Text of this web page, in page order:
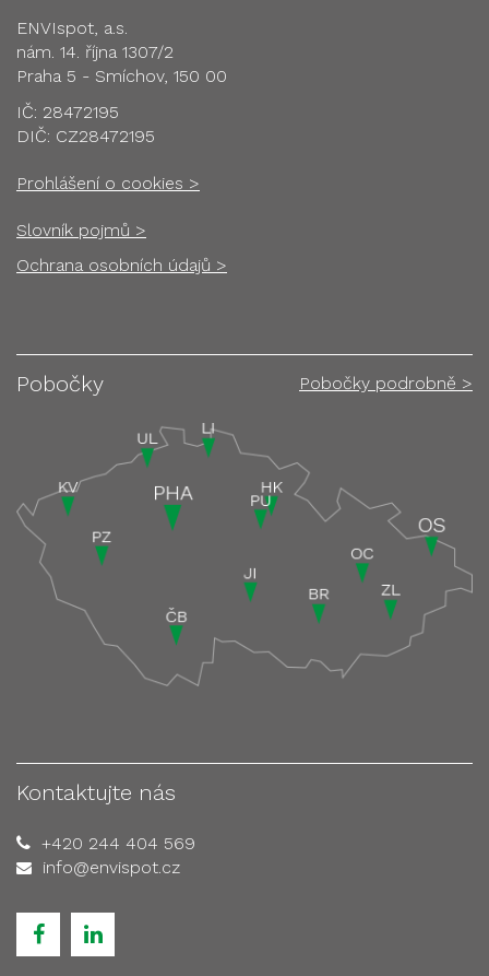
ENVIspot, a.s.
nám. 14. října 1307/2
Praha 5 - Smíchov, 150 00
IČ: 28472195
DIČ: CZ28472195
Prohlášení o cookies >
Slovník pojmů >
Ochrana osobních údajů >
Pobočky Pobočky podrobně >
Kontaktujte nás
+420 244 404 569
info@envispot.cz